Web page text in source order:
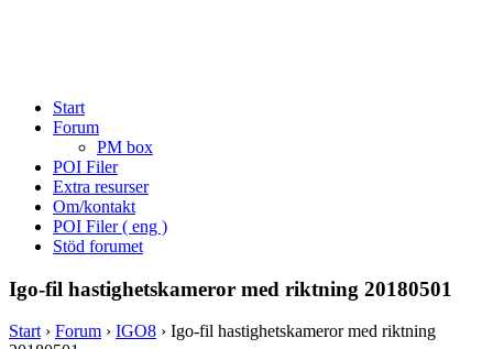
Start
Forum
PM box
POI Filer
Extra resurser
Om/kontakt
POI Filer ( eng )
Stöd forumet
Igo-fil hastighetskameror med riktning 20180501
Start › Forum › IGO8 › Igo-fil hastighetskameror med riktning